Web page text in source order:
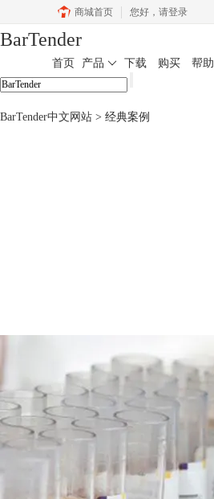
商城首页 您好， 请登录
BarTender
首页 产品 下载 购买 帮助
BarTender中文网站 > 经典案例